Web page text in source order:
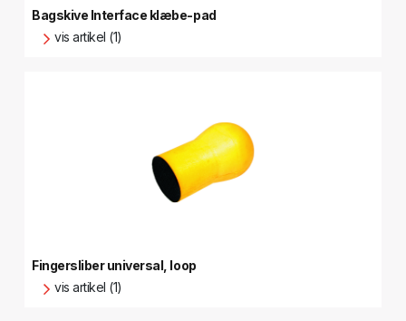
Bagskive Interface klæbe-pad
vis artikel (1)
Fingersliber universal, loop
vis artikel (1)